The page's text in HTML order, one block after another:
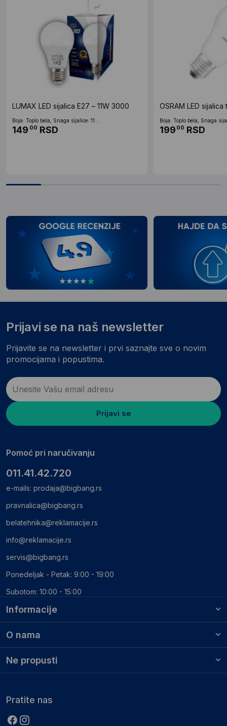
LUMAX LED sijalica E27 – 11W 3000
Boja: Toplo bela, Snaga sijalice: 11...
149 00 RSD
OSRAM LED
Boja: Toplo bela, Snaga
199 00 RSD
Informacije
O nama
Ne propusti
Prijavi se na naš newsletter
Prijavite se na newsletter i prvi saznajte sve o novim
promocijama i popustima.
Prijavi se
Pomoć pri naručivanju
011.41.42.720
e-mails: prodaja@bigbang.rs
pravnalica@bigbang.rs
belatehnika@reklamacije.rs
info@reklamacije.rs
servis@bigbang.rs
Ponedeljak - Petak: 9:00 - 19:00
Subotom: 10:00 - 15:00
Pratite nas